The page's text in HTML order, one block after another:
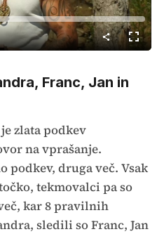
Predvajaj
način
Franc, Jan in
zlata podkev
na vprašanje.
podkev, druga več. Vsak
tekmovalci pa so
kar 8 pravilnih
sledili so Franc, Jan